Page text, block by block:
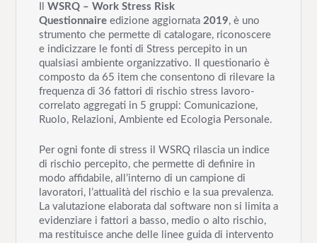
WSRQ – Work Stress Risk
Questionnaireedizione aggiornata 2019, è uno
strumento che permette di catalogare, riconoscere
e indicizzare le fonti di Stress percepito in un
qualsiasi ambiente organizzativo. Il questionario è
composto da 65 item che consentono di rilevare la
frequenza di 36 fattori di rischio stress lavoro-
correlato aggregati in 5 gruppi: Comunicazione,
Ruolo, Relazioni, Ambiente ed Ecologia Personale.
Per ogni fonte di stress il WSRQ rilascia un indice
di rischio percepito, che permette di definire in
modo affidabile, all’interno di un campione di
lavoratori, l’attualità del rischio e la sua prevalenza.
La valutazione elaborata dal software non si limita a
evidenziare i fattori a basso, medio o alto rischio,
ma restituisce anche delle linee guida di intervento